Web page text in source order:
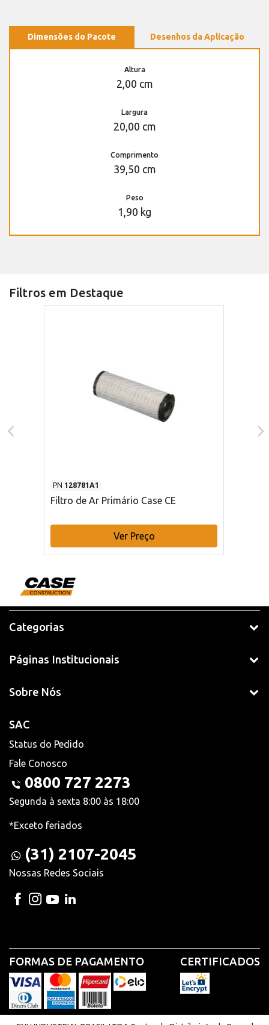
Dimensões do Pacote Desenhos da Aplicação
Altura
2,00 cm
Largura
20,00 cm
Comprimento
39,50 cm
Peso
1,90 kg
Filtros em Destaque
PN 128781A1
Filtro de Ar Primário Case CE
Ver Preço
Categorias
Páginas Institucionais
Sobre Nós
SAC
Status do Pedido
Fale Conosco
0800 727 2273
Segunda à sexta 8:00 às 18:00
*Exceto feriados
(31) 2107-2045
Nossas Redes Sociais
FORMAS DE PAGAMENTO CERTIFICADOS